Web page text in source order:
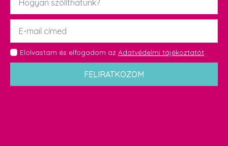
Email
GDPR
*
Elolvastam és elfogadom az Adatvédelmi tájékoztatót.
FELIRATKOZOM